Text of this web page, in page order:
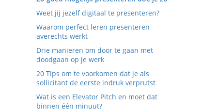
Weet jij jezelf digitaal te presenteren?
Waarom perfect leren presenteren
averechts werkt
Drie manieren om door te gaan met
doodgaan op je werk
20 Tips om te voorkomen dat je als
sollicitant de eerste indruk verprutst
Wat is een Elevator Pitch en moet dat
binnen één minuut?